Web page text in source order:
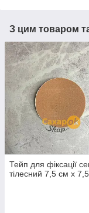
З цим товаром
Тейп для фіксації
тілесний 7,5 см х